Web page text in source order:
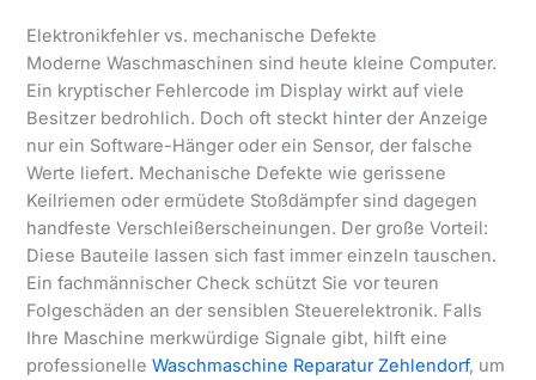
Elektronikfehler vs. mechanische Defekte
Moderne Waschmaschinen sind heute kleine Computer.
Ein kryptischer Fehlercode im Display wirkt auf viele
Besitzer bedrohlich. Doch oft steckt hinter der Anzeige
nur ein Software-Hänger oder ein Sensor, der falsche
Werte liefert. Mechanische Defekte wie gerissene
Keilriemen oder ermüdete Stoßdämpfer sind dagegen
handfeste Verschleißerscheinungen. Der große Vorteil:
Diese Bauteile lassen sich fast immer einzeln tauschen.
Ein fachmännischer Check schützt Sie vor teuren
Folgeschäden an der sensiblen Steuerelektronik. Falls
Ihre Maschine merkwürdige Signale gibt, hilft eine
professionelleWaschmaschine Reparatur Zehlendorf, um